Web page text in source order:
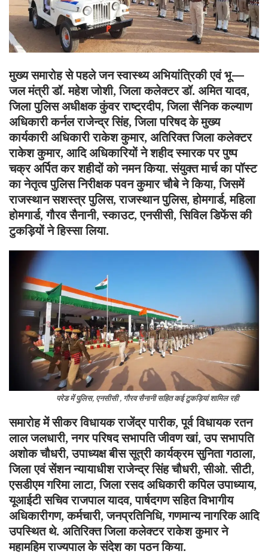
मुख्य समारोह से पहले जन स्वास्थ्य अभियांत्रिकी एवं भू—
जल मंत्री डॉ. महेश जोशी, जिला कलेक्टर डॉ. अमित यादव,
जिला पुलिस अधीक्षक कुंवर राष्ट्रदीप, जिला सैनिक कल्याण
अधिकारी कर्नल राजेन्द्र सिंह, जिला परिषद के मुख्य
कार्यकारी अधिकारी राकेश कुमार, अतिरिक्त जिला कलेक्टर
राकेश कुमार, आदि अधिकारियों ने शहीद स्मारक पर पुष्प
चक्र अर्पित कर शहीदों को नमन किया. संयुक्त मार्च का पॉस्ट
का नेतृत्व पुलिस निरीक्षक पवन कुमार चौबे ने किया, जिसमें
राजस्थान सशस्त्र पुलिस, राजस्थान पुलिस, होमगार्ड, महिला
होमगार्ड, गौरव सैनानी, स्काउट, एनसीसी, सिविल डिफेंस की
टुकड़ियों ने हिस्सा लिया.
परेड में पुलिस, एनसीसी , गौरव सैनानी सहित कई टुकड़ियां शामिल रही
समारोह में सीकर विधायक राजेंद्र पारीक, पूर्व विधायक रतन
लाल जलधारी, नगर परिषद सभापति जीवण खां, उप सभापति
अशोक चौधरी, उपाध्यक्ष बीस सूत्री कार्यक्रम सुनिता गठाला,
जिला एवं सेंशन न्यायाधीश राजेन्द्र सिंह चौधरी, सीओ. सीटी,
एसडीएम गरिमा लाटा, जिला रसद अधिकारी कपिल उपाध्याय,
यूआईटी सचिव राजपाल यादव, पार्षदगण सहित विभागीय
अधिकारीगण, कर्मचारी, जनप्रतिनिधि, गणमान्य नागरिक आदि
उपस्थित थे. अतिरिक्त जिला कलेक्टर राकेश कुमार ने
महामहिम राज्यपाल के संदेश का पठन किया.